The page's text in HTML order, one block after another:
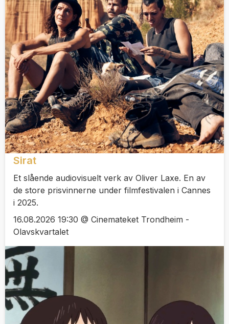
Sirat
Et slående audiovisuelt verk av Oliver Laxe. En av
de store prisvinnerne under filmfestivalen i Cannes
i 2025.
16.08.2026 19:30 @ Cinemateket Trondheim -
Olavskvartalet